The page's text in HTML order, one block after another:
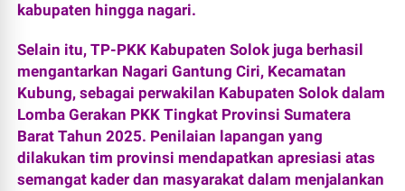
kabupaten hingga nagari.
Selain itu, TP-PKK Kabupaten Solok juga berhasil
mengantarkan Nagari Gantung Ciri, Kecamatan
Kubung, sebagai perwakilan Kabupaten Solok dalam
Lomba Gerakan PKK Tingkat Provinsi Sumatera
Barat Tahun 2025. Penilaian lapangan yang
dilakukan tim provinsi mendapatkan apresiasi atas
semangat kader dan masyarakat dalam menjalankan